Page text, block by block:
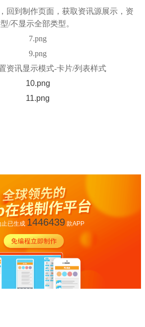
回到制作页面，获取资讯源展示，资
/不显示全部类型。
资讯显示模式-卡片/列表样式
止已生成 1446439款APP